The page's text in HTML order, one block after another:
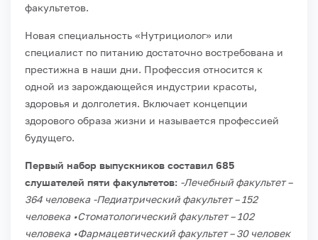
факультетов.
Новая специальность «Нутрициолог» или
специалист по питанию достаточно востребована и
престижна в наши дни. Профессия относится к
одной из зарождающейся индустрии красоты,
здоровья и долголетия. Включает концепции
здорового образа жизни и называется профессией
будущего.
Первый набор выпускников составил 685
слушателей пяти факультетов: -Лечебный факультет –
364 человека -Педиатрический факультет – 152
человека •Стоматологический факультет – 102
человека •Фармацевтический факультет – 30 человек